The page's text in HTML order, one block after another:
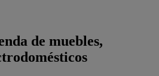
de muebles,